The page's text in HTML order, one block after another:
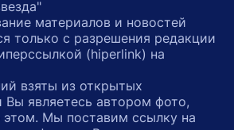
материалов и новостей
только с разрешения редакции
(hiperlink) на
взяты из открытых
Вы являетесь автором фото,
Мы поставим ссылку на